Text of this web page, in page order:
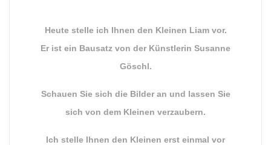
Heute stelle ich Ihnen den Kleinen Liam vor.
Er ist ein Bausatz von der Künstlerin Susanne
Göschl.
Schauen Sie sich die Bilder an und lassen Sie
sich von dem Kleinen verzaubern.
Ich stelle Ihnen den Kleinen erst einmal vor